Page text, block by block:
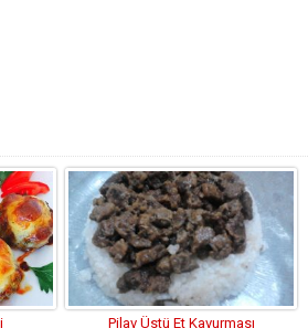
Pilav Üstü Et Kavurması